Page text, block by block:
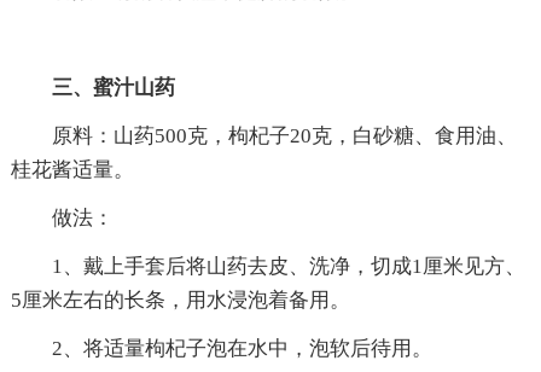
三、蜜汁山药
原料：山药500克，枸杞子20克，白砂糖、食用油、
桂花酱适量。
做法：
1、戴上手套后将山药去皮、洗净，切成1厘米见方、
5厘米左右的长条，用水浸泡着备用。
2、将适量枸杞子泡在水中，泡软后待用。